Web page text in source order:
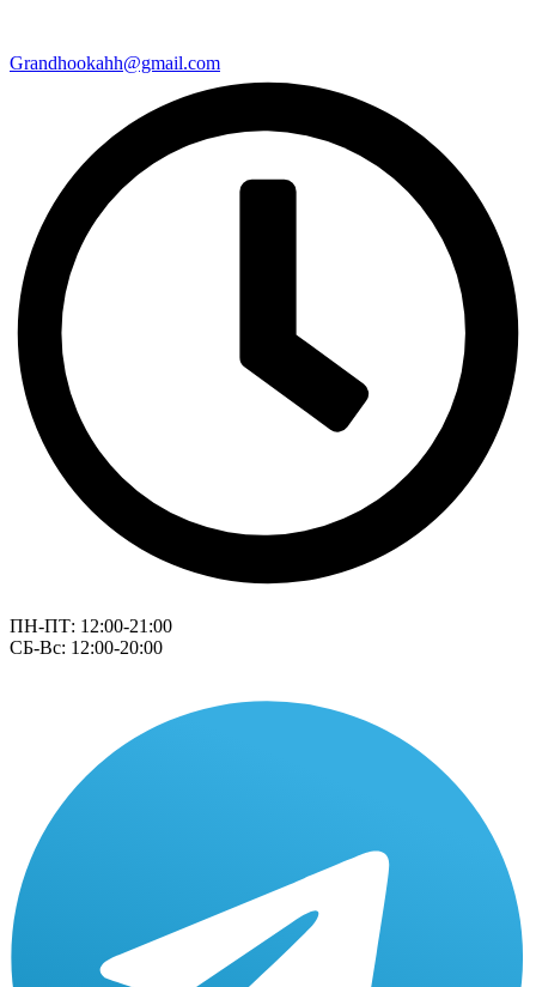
Grandhookahh@gmail.com
ПН-ПТ: 12:00-21:00
СБ-Вс: 12:00-20:00